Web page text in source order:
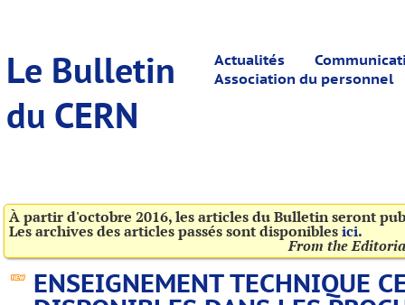
Le Bulletin
du CERN
Actualités
Association du personnel
À partir d'octobre 2016, les articles du Bulletin seront
Les archives des articles passés sont disponiblesici.
From the
ENSEIGNEMENT TECHNIQUE